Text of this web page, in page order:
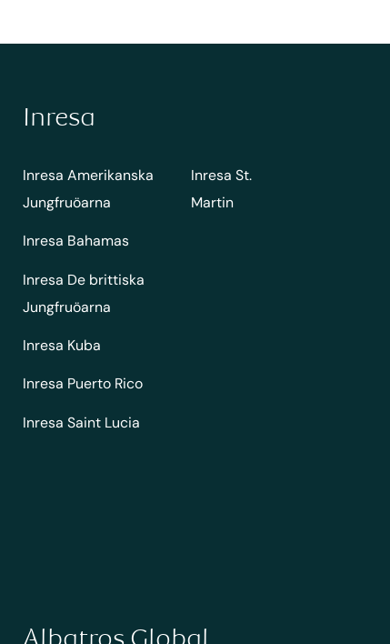
Inresa
Inresa Amerikanska
Jungfruöarna
Inresa Bahamas
Inresa De brittiska
Jungfruöarna
Inresa Kuba
Inresa Puerto Rico
Inresa Saint Lucia
Inresa St.
Martin
Albatros Global